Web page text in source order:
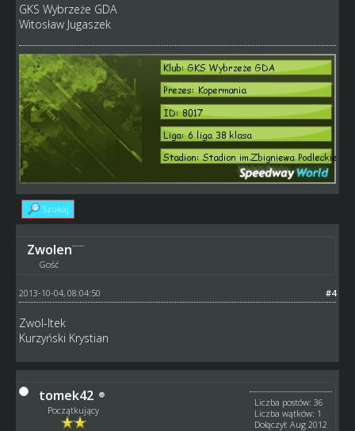
GKS Wybrzeże GDA
Witosław Jugaszek
Szukaj
Zwolen
Gość
#4
2013-10-04, 08:04:50
Zwol-Itek
Kurzyński Krystian
tomek42
Początkujący
Liczba postów: 36
Liczba wątków: 1
Dołączył: Aug 2012